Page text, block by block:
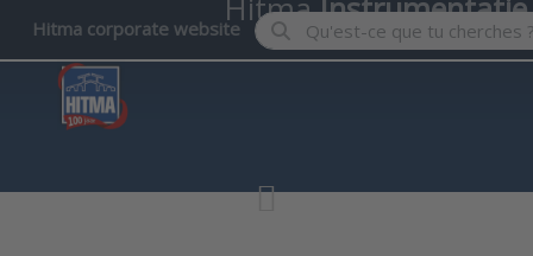
Hitma corporate website Enter a search term. Results
HitmaInstrumentatie